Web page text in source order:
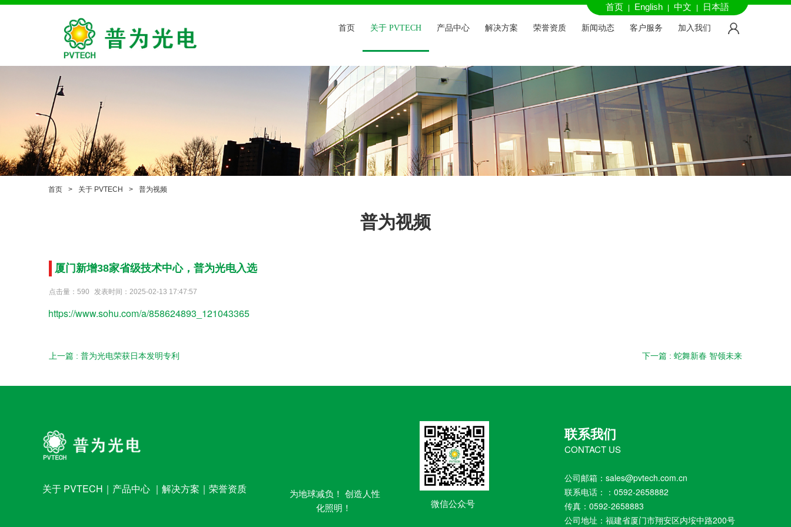
首页 English 中文 日本語
首页 关于 PVTECH 产品中心 解决方案 荣誉资质 新闻动态 客户服务 加入我们
首页 > 关于 PVTECH > 普为视频
普为视频
厦门新增38家省级技术中心，普为光电入选
点击量：590 发表时间：2025-02-13 17:47:57
https://www.sohu.com/a/858624893_121043365
上一篇 : 普为光电荣获日本发明专利 下一篇 : 蛇舞新春 智领未来
关于 PVTECH ｜ 产品中心 ｜ 解决方案 ｜ 荣誉资质
为地球减负！ 创造人性
化照明！
微信公众号
联系我们
CONTACT US
公司邮箱：sales@pvtech.com.cn
联系电话：：0592-2658882
传真：0592-2658883
公司地址：福建省厦门市翔安区内垵中路200号